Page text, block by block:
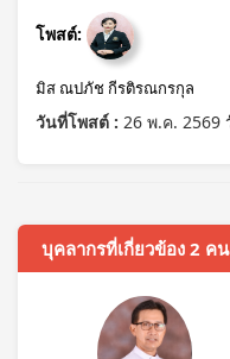
โพสต์:
มิส ณปภัช กีรติรณกรกุล
วันที่โพสต์ : 26 พ.ค. 2569
บุคลากรที่เกี่ยวข้อง 2 คน